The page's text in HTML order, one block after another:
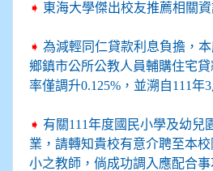
➧ 東海大學傑出校友推薦相關
➧ 為減輕同仁貸款利息負擔，
鄉鎮市公所公教人員輔購住宅貸
率僅調升0.125%，並溯自111年
➧ 有關111年度國民小學及幼兒
業，請轉知貴校有意介聘至本
小之教師，倘成功調入應配合事